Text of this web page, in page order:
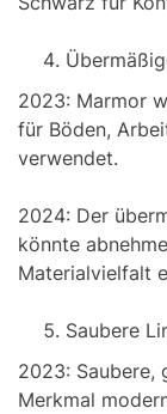
2023: Marmor
für Böden,
verwendet.
2024: Der
könnte
Materialvielfalt
Saubere
2023: Saubere,
Merkmal